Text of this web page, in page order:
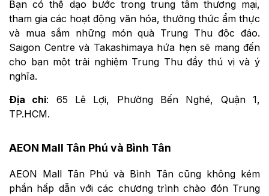
Bạn có thể dạo bước trong trung tâm thương mại,
tham gia các hoạt động văn hóa, thưởng thức ẩm thực
và mua sắm những món quà Trung Thu độc đáo.
Saigon Centre và Takashimaya hứa hẹn sẽ mang đến
cho bạn một trải nghiệm Trung Thu đầy thú vị và ý
nghĩa.
Địa chỉ: 65 Lê Lợi, Phường Bến Nghé, Quận 1,
TP.HCM.
AEON Mall Tân Phú và Bình Tân
AEON Mall Tân Phú và Bình Tân cũng không kém
phần hấp dẫn với các chương trình chào đón Trung